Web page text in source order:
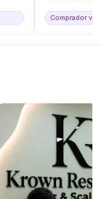
Comprador